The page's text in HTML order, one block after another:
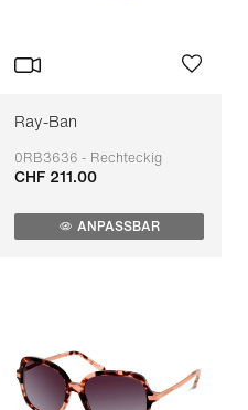
Ray-Ban
0RB3636 - Rechteckig
Anpassbar
CHF 211.00
ANPASSBAR